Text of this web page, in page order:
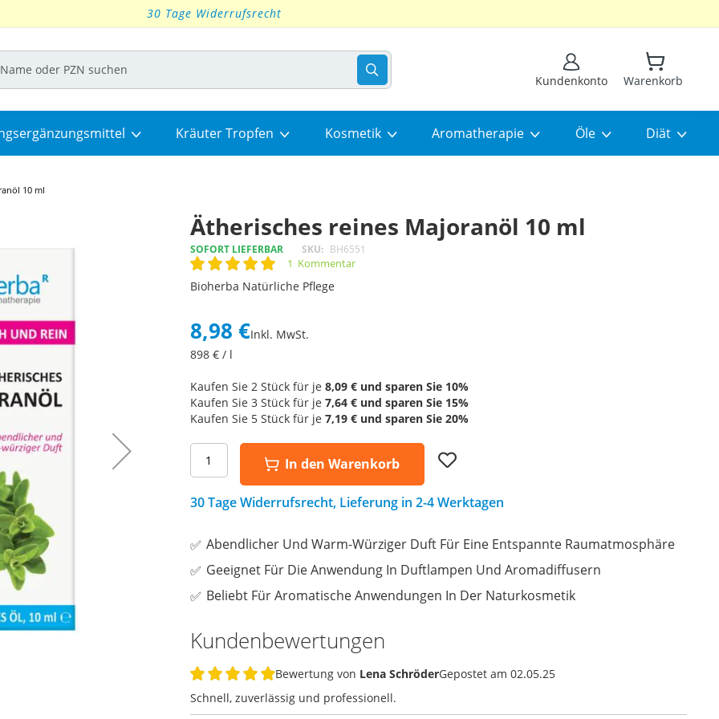
30 Tage Widerrufsrecht
Suchen
Kundenkonto
Warenkorb
Kräuter Tropfen Kosmetik Aromatherapie Öle Diät
10 ml
Ätherisches reines Majoranöl 10 ml
SOFORT LIEFERBAR SKU BH6551
Rating: 1 Kommentar
Bioherba Natürliche Pflege
8,98 €Inkl. MwSt.
898€ / l
Kaufen Sie 2 Stück für je 8,09 € und sparen Sie10%
Kaufen Sie 3 Stück für je 7,64 € und sparen Sie15%
Kaufen Sie 5 Stück für je 7,19 € und sparen Sie20%
In den Warenkorb
List
30 Tage Widerrufsrecht, Lieferung in 2-4 Werktagen
Abendlicher Und Warm-Würziger Duft Für Eine Entspannte Raumatmosphäre
Geeignet Für Die Anwendung In Duftlampen Und Aromadiffusern
Beliebt Für Aromatische Anwendungen In Der Naturkosmetik
Kundenbewertungen
Bewertung von Lena SchröderGepostet am 02.05.25
Schnell, zuverlässig und professionell.